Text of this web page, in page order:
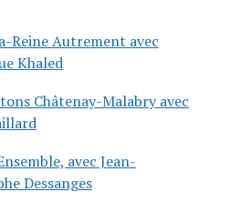
Reine Autrement avec
Khaled
Châtenay-Malabry avec
avec Jean-
Dessanges